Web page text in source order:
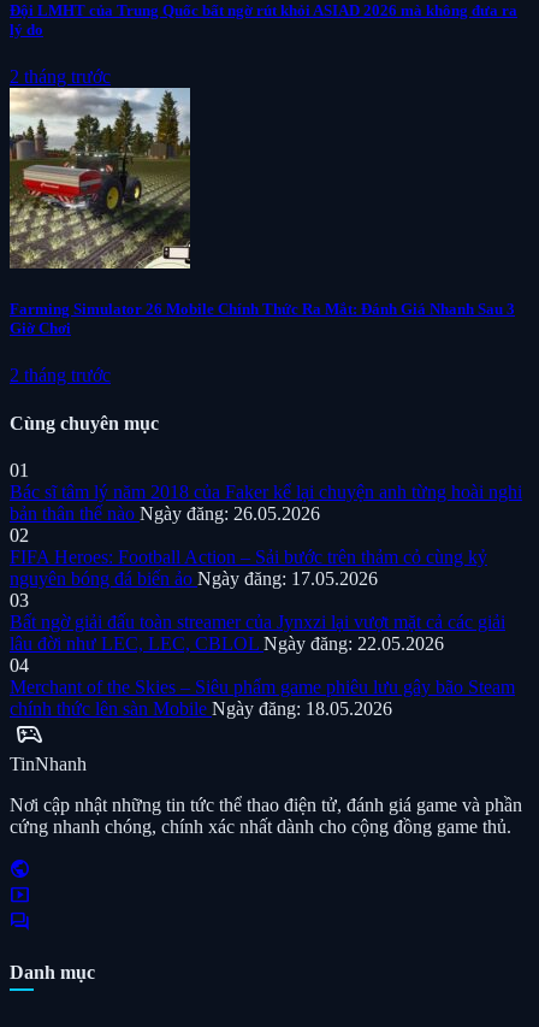
Đội LMHT của Trung Quốc bất ngờ rút khỏi ASIAD 2026 mà không đưa ra
lý do
2 tháng trước
Farming Simulator 26 Mobile Chính Thức Ra Mắt: Đánh Giá Nhanh Sau 3
Giờ Chơi
2 tháng trước
Cùng chuyên mục
01
Bác sĩ tâm lý năm 2018 của Faker kể lại chuyện anh từng hoài nghi
bản thân thế nào Ngày đăng: 26.05.2026
02
FIFA Heroes: Football Action – Sải bước trên thảm cỏ cùng kỷ
nguyên bóng đá biến ảo Ngày đăng: 17.05.2026
03
Bất ngờ giải đấu toàn streamer của Jynxzi lại vượt mặt cả các giải
lâu đời như LEC, LEC, CBLOL Ngày đăng: 22.05.2026
04
Merchant of the Skies – Siêu phẩm game phiêu lưu gây bão Steam
chính thức lên sàn Mobile Ngày đăng: 18.05.2026
sports_esports
TinNhanh
Nơi cập nhật những tin tức thể thao điện tử, đánh giá game và phần
cứng nhanh chóng, chính xác nhất dành cho cộng đồng game thủ.
public
smart_display
forum
Danh mục